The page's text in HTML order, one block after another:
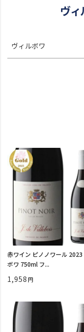
ヴ
ヴィルボワ
キーワードヒ
赤ワイン ピノノワール 2023
ボワ 750ml フ...
1,958